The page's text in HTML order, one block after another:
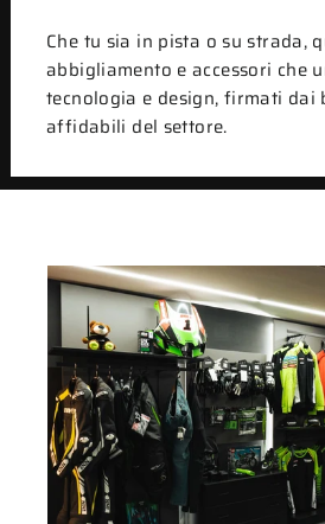
Che tu sia in pista o su strada,
abbigliamento e accessori che
tecnologia e design, firmati dai
affidabili del settore.